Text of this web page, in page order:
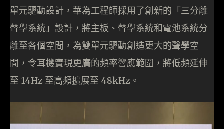
單元驅動設計，華為工程師採用了創新的「三分離
聲學系統」設計，將主板、聲學系統和電池系統分
離至各個空間，為雙單元驅動創造更大的聲學空
間，令耳機實現更廣的頻率響應範圍，將低頻延伸
至 14Hz 至高頻擴展至 48kHz。